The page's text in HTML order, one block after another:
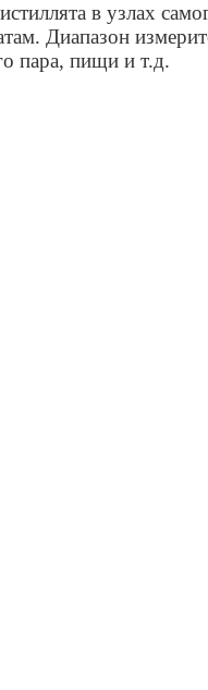
в узлах
Диапазон
пара, пищи и т.д.